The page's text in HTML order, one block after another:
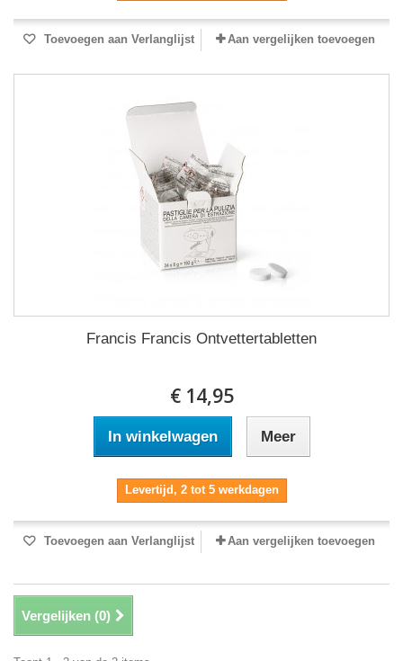
Toevoegen aan Verlanglijst Aan vergelijken toevoegen
Francis Francis Ontvettertabletten
€ 14,95
In winkelwagen Meer
Levertijd, 2 tot 5 werkdagen
Toevoegen aan Verlanglijst Aan vergelijken toevoegen
Vergelijken (0)